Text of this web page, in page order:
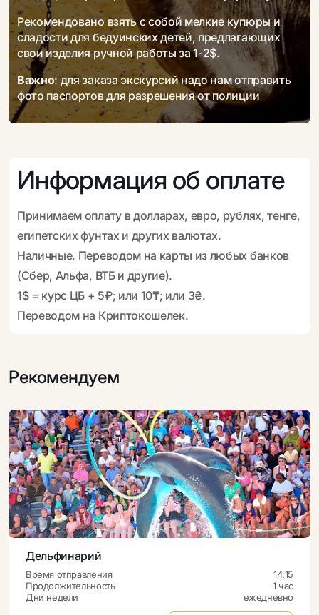
Рекомендовано взять с собой мелкие купюры и
сладости для бедуинских детей, предлагающих
свои изделия ручной работы за 1-2$.
Важно: для заказа экскурсий надо нам отправить
фото паспортов для разрешения от полиции
Информация об оплате
Принимаем оплату в долларах, евро, рублях, тенге,
египетских фунтах и других валютах.
Наличные. Переводом на карты из любых банков
(Сбер, Альфа, ВТБ и другие).
1$ = курс ЦБ + 5₽; или 10₸; или 3₴.
Переводом на Криптокошелек.
Рекомендуем
Дельфинарий
Время отправления
14:15
Продолжительность
1 час
Дни недели
ежедневно